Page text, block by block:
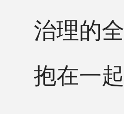
治理的
抱在一起